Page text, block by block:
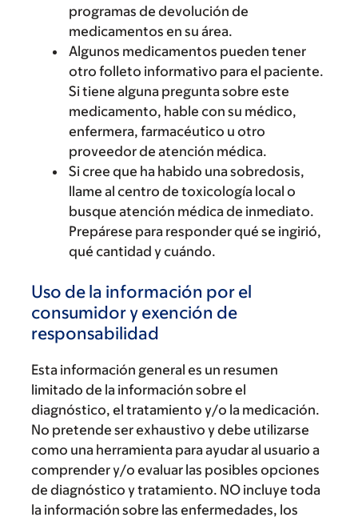
programas de devolución de
medicamentos en su área.
Algunos medicamentos pueden tener
otro folleto informativo para el paciente.
Si tiene alguna pregunta sobre este
medicamento, hable con su médico,
enfermera, farmacéutico u otro
proveedor de atención médica.
Si cree que ha habido una sobredosis,
llame al centro de toxicología local o
busque atención médica de inmediato.
Prepárese para responder qué se ingirió,
qué cantidad y cuándo.
Uso de la información por el
consumidor y exención de
responsabilidad
Esta información general es un resumen
limitado de la información sobre el
diagnóstico, el tratamiento y/o la medicación.
No pretende ser exhaustivo y debe utilizarse
como una herramienta para ayudar al usuario a
comprender y/o evaluar las posibles opciones
de diagnóstico y tratamiento. NO incluye toda
la información sobre las enfermedades, los